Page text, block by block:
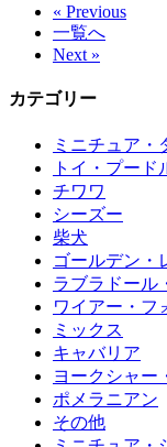
« Previous
一覧へ
Next »
カテゴリー
ミニチュア・
トイ・プード
チワワ
シーズー
柴犬
ゴールデン・
ラブラドール
ワイアー・フ
ミックス
キャバリア
ヨークシャー
ポメラニアン
その他